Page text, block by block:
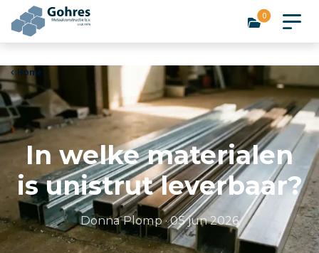
0
Home
In welke materialen
is unistrut leverbaar?
Donna Plomp·05 jun 2026